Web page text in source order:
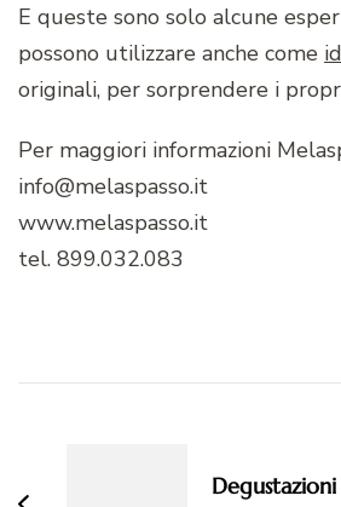
E queste sono solo alcune
possono utilizzare anche come
originali, per sorprendere i
Per maggiori informazioni
info@melaspasso.it
www.melaspasso.it
tel. 899.032.083